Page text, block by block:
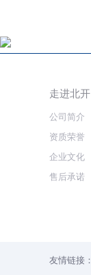
走进北开
公司简介
资质荣誉
企业文化
售后承诺
友情链接：